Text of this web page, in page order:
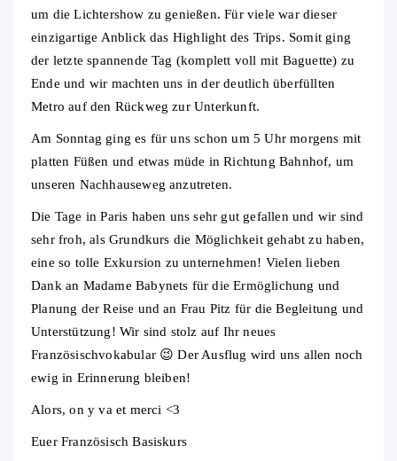
um die Lichtershow zu genießen. Für viele war dieser
einzigartige Anblick das Highlight des Trips. Somit ging
der letzte spannende Tag (komplett voll mit Baguette) zu
Ende und wir machten uns in der deutlich überfüllten
Metro auf den Rückweg zur Unterkunft.
Am Sonntag ging es für uns schon um 5 Uhr morgens mit
platten Füßen und etwas müde in Richtung Bahnhof, um
unseren Nachhauseweg anzutreten.
Die Tage in Paris haben uns sehr gut gefallen und wir sind
sehr froh, als Grundkurs die Möglichkeit gehabt zu haben,
eine so tolle Exkursion zu unternehmen! Vielen lieben
Dank an Madame Babynets für die Ermöglichung und
Planung der Reise und an Frau Pitz für die Begleitung und
Unterstützung! Wir sind stolz auf Ihr neues
Französischvokabular 😉 Der Ausflug wird uns allen noch
ewig in Erinnerung bleiben!
Alors, on y va et merci <3
Euer Französisch Basiskurs